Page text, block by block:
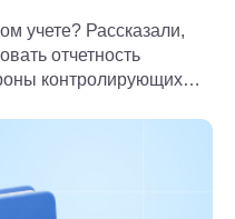
учете? Рассказали,
отчетность
контролирующих